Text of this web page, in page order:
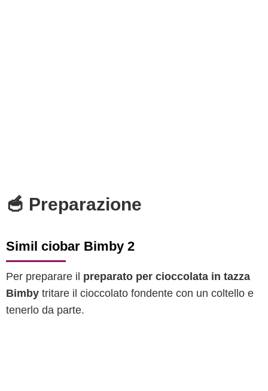
🥣 Preparazione
Simil ciobar Bimby 2
Per preparare il preparato per cioccolata in tazza
Bimby tritare il cioccolato fondente con un coltello e
tenerlo da parte.